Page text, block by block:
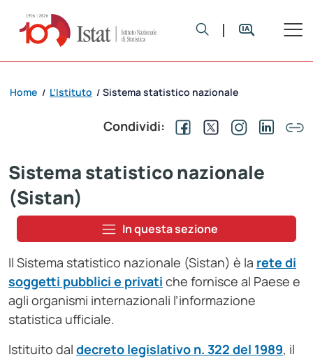
Home / L’Istituto / Sistema statistico nazionale
Condividi:
Sistema statistico nazionale
(Sistan)
In questa sezione
Il Sistema statistico nazionale (Sistan) è la rete di
soggetti pubblici e privati che fornisce al Paese e
agli organismi internazionali l’informazione
statistica ufficiale.
Istituito dal decreto legislativo n. 322 del 1989, il